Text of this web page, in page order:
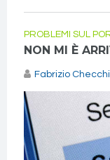
PROBLEMI SUL
NON MI È
Fabrizio Checchi